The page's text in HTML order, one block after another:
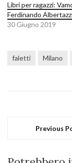
Libri per ragazzi:
Ferdinando
30 Giugno 2019
faletti Milano
Previous